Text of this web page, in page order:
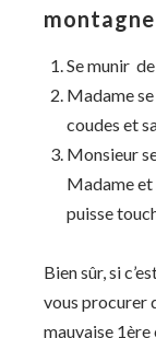
Se munir
Madame
coudes et
Monsieur
Madame et
puisse
Bien sûr, si
vous procurer
mauvaise 1ère